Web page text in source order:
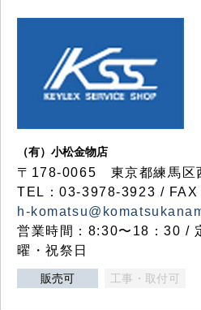
（有）小松金物店
〒178-0065 東京都練馬区
TEL：03-3978-3923 /
h-
営業時間：8:30〜18：30 /
曜・祝祭日
販売可 工事・取付可